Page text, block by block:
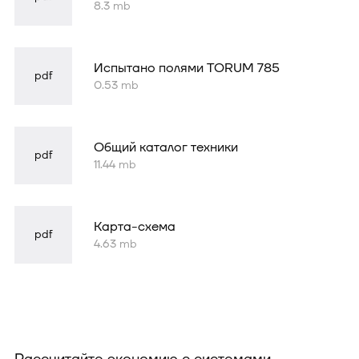
8.3 mb
pdf Испытано полями TORUM 785
0.53 mb
pdf Общий каталог техники
11.44 mb
pdf Карта-схема
4.63 mb